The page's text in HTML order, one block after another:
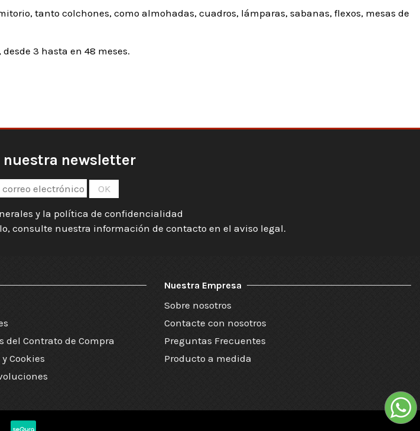
tanto colchones, como almohadas, cuadros, lámparas, sabanas, flexos, mesas de
3 hasta en 48 meses.
newsletter
y la política de confidencialidad
consulte nuestra información de contacto en el aviso legal.
del Contrato de Compra
Cookies
Nuestra Empresa
Sobre nosotros
Contacte con nosotros
Preguntas Frecuentes
Producto a medida